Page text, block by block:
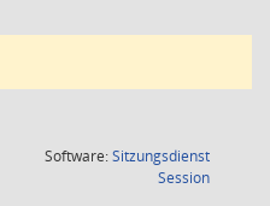
Software:Sitzungsdienst
Session(Wird in